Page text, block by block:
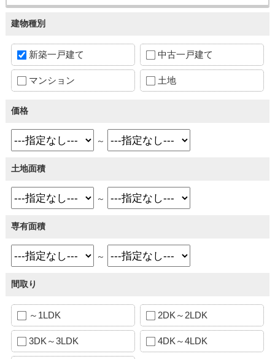
建物種別
新築一戸建て 中古一戸建て
マンション 土地
価格
～
土地面積
～
専有面積
～
間取り
～1LDK 2DK～2LDK
3DK～3LDK 4DK～4LDK